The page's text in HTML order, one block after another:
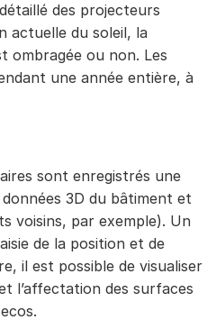
des projecteurs
actuelle du soleil, la
ombragée ou non. Les
une année entière, à
sont enregistrés une
3D du bâtiment et
voisins, par exemple). Un
de la position et de
il est possible de visualiser
l’affectation des surfaces